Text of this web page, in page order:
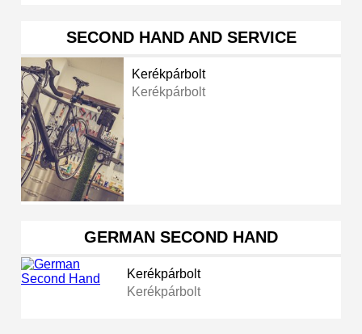
SECOND HAND AND SERVICE
Kerékpárbolt
Kerékpárbolt
GERMAN SECOND HAND
Kerékpárbolt
Kerékpárbolt